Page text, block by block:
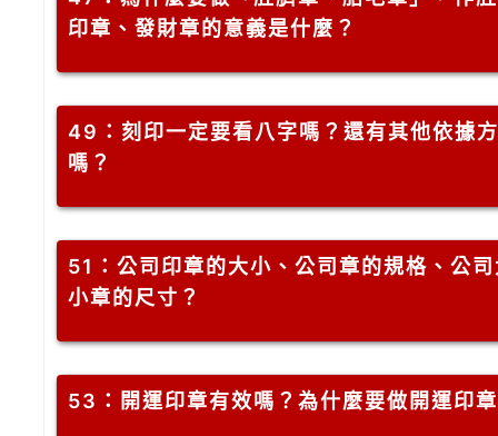
印章、發財章的意義是什麼？
49 ：刻印一定要看八字嗎？還有其他依據
嗎？
51 ：公司印章的大小、公司章的規格、公
小章的尺寸？
53 ：開運印章有效嗎？為什麼要做開運印